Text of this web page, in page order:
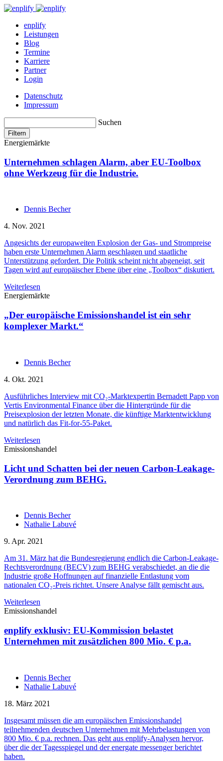
enplify
Leistungen
Blog
Termine
Karriere
Partner
Login
Datenschutz
Impressum
Suchen
Filtern
Energiemärkte
Unternehmen schlagen Alarm, aber EU-Toolbox
ohne Werkzeug für die Industrie.
Dennis Becher
4. Nov. 2021
Angesichts der europaweiten Explosion der Gas- und Strompreise
haben erste Unternehmen Alarm geschlagen und staatliche
Unterstützung gefordert. Die Politik scheint nicht abgeneigt, seit
Tagen wird auf europäischer Ebene über eine „Toolbox“ diskutiert.
Weiterlesen
Energiemärkte
„Der europäische Emissionshandel ist ein sehr
komplexer Markt.“
Dennis Becher
4. Okt. 2021
Ausführliches Interview mit CO₂-Marktexpertin Bernadett Papp von
Vertis Environmental Finance über die Hintergründe für die
Preisexplosion der letzten Monate, die künftige Marktentwicklung
und natürlich das Fit-for-55-Paket.
Weiterlesen
Emissionshandel
Licht und Schatten bei der neuen Carbon-Leakage-
Verordnung zum BEHG.
Dennis Becher
Nathalie Labuvé
9. Apr. 2021
Am 31. März hat die Bundesregierung endlich die Carbon-Leakage-
Rechtsverordnung (BECV) zum BEHG verabschiedet, an die die
Industrie große Hoffnungen auf finanzielle Entlastung vom
nationalen CO₂-Preis richtet. Unsere Analyse fällt gemischt aus.
Weiterlesen
Emissionshandel
enplify exklusiv: EU-Kommission belastet
Unternehmen mit zusätzlichen 800 Mio. € p.a.
Dennis Becher
Nathalie Labuvé
18. März 2021
Insgesamt müssen die am europäischen Emissionshandel
teilnehmenden deutschen Unternehmen mit Mehrbelastungen von
800 Mio. € p.a. rechnen. Das geht aus enplify-Analysen hervor,
über die der Tagesspiegel und der energate messenger berichtet
haben.